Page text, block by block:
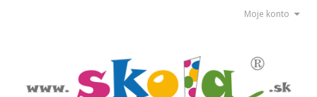
Moje konto